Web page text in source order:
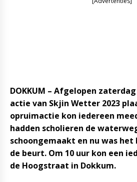
DOKKUM – Afgelopen
actie van Skjin Wetter 2023
opruimactie kon iedereen
hadden scholieren de
schoongemaakt en nu was
de beurt. Om 10 uur kon een
de Hoogstraat in Dokkum.